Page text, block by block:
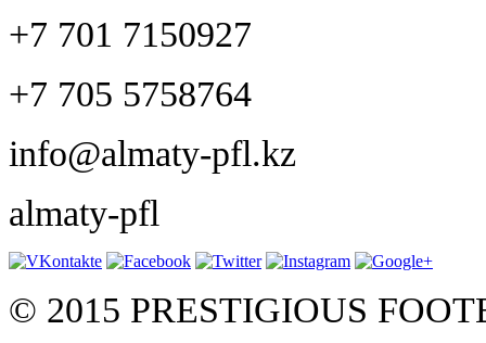
+7 701 7150927
+7 705 5758764
info@almaty-pfl.kz
almaty-pfl
© 2015 PRESTIGIOUS